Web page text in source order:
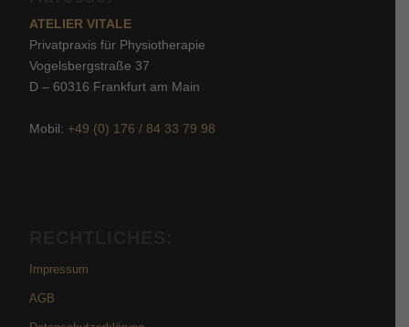
ATELIER VITALE
Privatpraxis für Physiotherapie
Vogelsbergstraße 37
D – 60316 Frankfurt am Main
Mobil:+49 (0) 176 / 84 33 79 98
Impressum
AGB